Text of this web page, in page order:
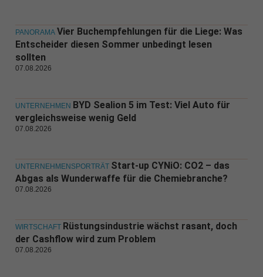
PANORAMA Vier Buchempfehlungen für die Liege: Was
Entscheider diesen Sommer unbedingt lesen
sollten
07.08.2026
UNTERNEHMEN BYD Sealion 5 im Test: Viel Auto für
vergleichsweise wenig Geld
07.08.2026
UNTERNEHMENSPORTRÄT Start-up CYNiO: CO2 – das
Abgas als Wunderwaffe für die Chemiebranche?
07.08.2026
WIRTSCHAFT Rüstungsindustrie wächst rasant, doch
der Cashflow wird zum Problem
07.08.2026